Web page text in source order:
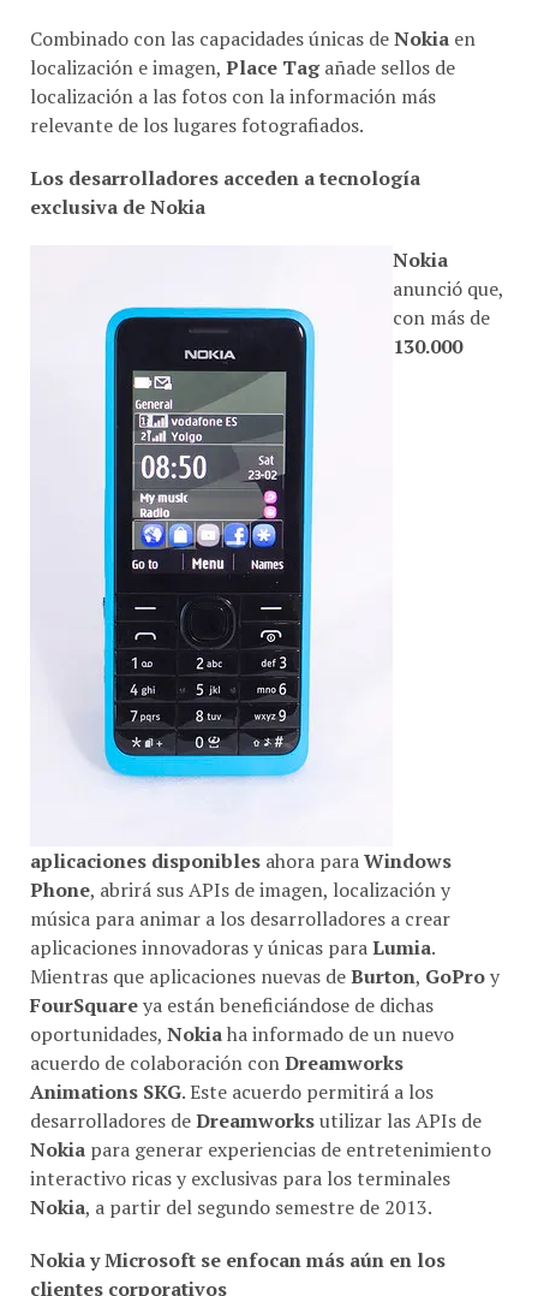
Combinado con las capacidades únicas deNokia en
localización e imagen, Place Tagañade sellos de
localización a las fotos con la información más
relevante de los lugares fotografiados.
Los desarrolladores acceden a tecnología
exclusiva de Nokia
Nokia
anunció que,
con más de
130.000
aplicaciones disponibles ahora paraWindows
Phone, abrirá sus APIs de imagen, localización y
música para animar a los desarrolladores a crear
aplicaciones innovadoras y únicas paraLumia.
Mientras que aplicaciones nuevas deBurton, GoProy
FourSquareya están beneficiándose de dichas
oportunidades, Nokiaha informado de un nuevo
acuerdo de colaboración conDreamworks
Animations SKG. Este acuerdo permitirá a los
desarrolladores deDreamworksutilizar las APIs de
Nokia para generar experiencias de entretenimiento
interactivo ricas y exclusivas para los terminales
Nokia, a partir del segundo semestre de 2013.
Nokiay Microsoft se enfocan más aún en los
clientes corporativos